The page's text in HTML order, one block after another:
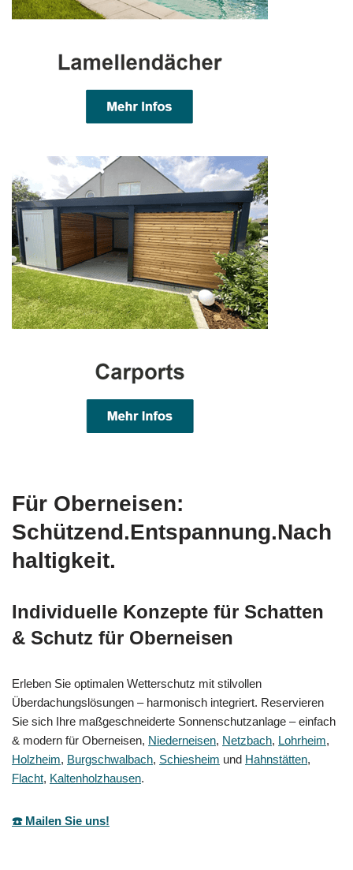
Für Oberneisen:
Schützend.Entspannung.Nach
haltigkeit.
Individuelle Konzepte für Schatten
& Schutz für Oberneisen
Erleben Sie optimalen Wetterschutz mit stilvollen
Überdachungslösungen – harmonisch integriert. Reservieren
Sie sich Ihre maßgeschneiderte Sonnenschutzanlage – einfach
& modern für Oberneisen, Niederneisen, Netzbach, Lohrheim,
Holzheim, Burgschwalbach, Schiesheim und Hahnstätten,
Flacht, Kaltenholzhausen.
☎️ Mailen Sie uns!